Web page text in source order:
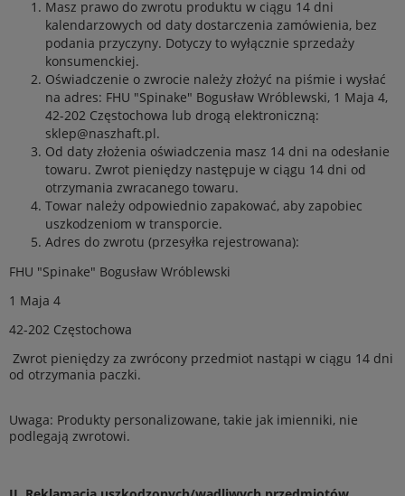
Masz prawo do zwrotu produktu w ciągu 14 dni
kalendarzowych od daty dostarczenia zamówienia, bez
podania przyczyny. Dotyczy to wyłącznie sprzedaży
konsumenckiej.
Oświadczenie o zwrocie należy złożyć na piśmie i wysłać
na adres: FHU "Spinake" Bogusław Wróblewski, 1 Maja 4,
42-202 Częstochowa lub drogą elektroniczną:
sklep@naszhaft.pl.
Od daty złożenia oświadczenia masz 14 dni na odesłanie
towaru. Zwrot pieniędzy następuje w ciągu 14 dni od
otrzymania zwracanego towaru.
Towar należy odpowiednio zapakować, aby zapobiec
uszkodzeniom w transporcie.
Adres do zwrotu (przesyłka rejestrowana):
FHU "Spinake" Bogusław Wróblewski
1 Maja 4
42-202 Częstochowa
Zwrot pieniędzy za zwrócony przedmiot nastąpi w ciągu 14 dni
od otrzymania paczki.
Uwaga: Produkty personalizowane, takie jak imienniki, nie
podlegają zwrotowi.